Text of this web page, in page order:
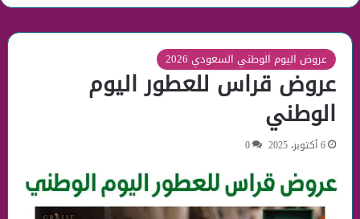
عروض اليوم الوطني السعودي 2026
عروض قراس للعطور اليوم
الوطني
6 أكتوبر، 2025 0